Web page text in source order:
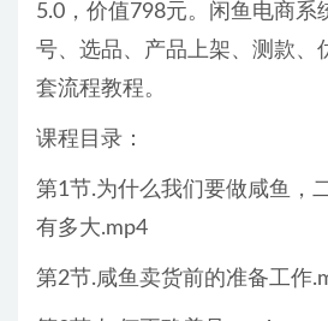
5.0，价值798元。闲鱼电商系
号、选品、产品上架、测款、
套流程教程。
课程目录：
第1节.为什么我们要做咸鱼，
有多大.mp4
第2节.咸鱼卖货前的准备工作